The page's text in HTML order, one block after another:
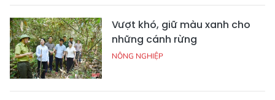
Vượt khó, giữ màu xanh cho
những cánh rừng
NÔNG NGHIỆP